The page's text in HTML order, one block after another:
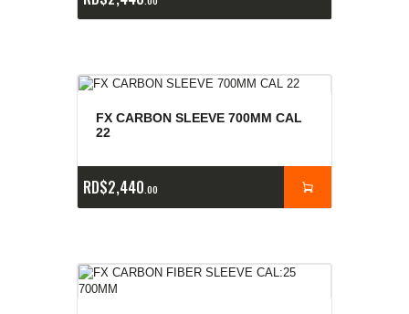
FX CARBON SLEEVE 700MM CAL
22
RD$2,440 00